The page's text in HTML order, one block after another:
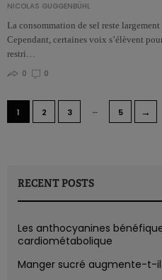
NICOLAS GUGGENBÜHL
La consommation de sel reste
Cependant, certaines voix s’élèvent
restri…
0
0
1 2 3 … 5 →
RECENT POSTS
Les anthocyanines
cardiométabolique
Manger sucré augmente-t-il